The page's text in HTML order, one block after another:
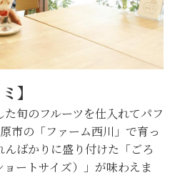
】
旬のフルーツを仕入れてパフ
市の「ファーム西川」で育っ
ばかりに盛り付けた「ごろ
ートサイズ）」が味わえま